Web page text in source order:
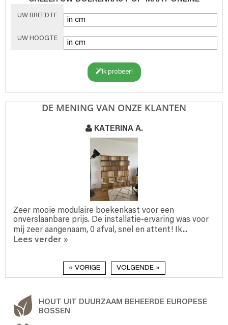
UW BREEDTE
UW HOOGTE
Ik probeer!
DE MENING VAN ONZE KLANTEN
KATERINA A.
Zeer mooie modulaire boekenkast voor een
onverslaanbare prijs. De installatie-ervaring was voor
mij zeer aangenaam, 0 afval, snel en attent! Ik...
Lees verder »
« VORIGE VOLGENDE »
HOUT UIT DUURZAAM BEHEERDE EUROPESE
BOSSEN